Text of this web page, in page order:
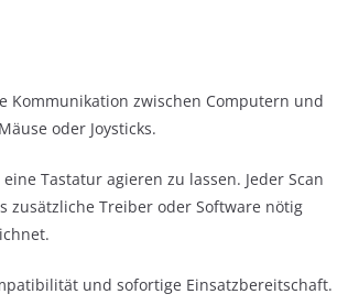
Kommunikation zwischen Computern und
oder Joysticks.
Tastatur agieren zu lassen. Jeder Scan
zusätzliche Treiber oder Software nötig
und sofortige Einsatzbereitschaft.